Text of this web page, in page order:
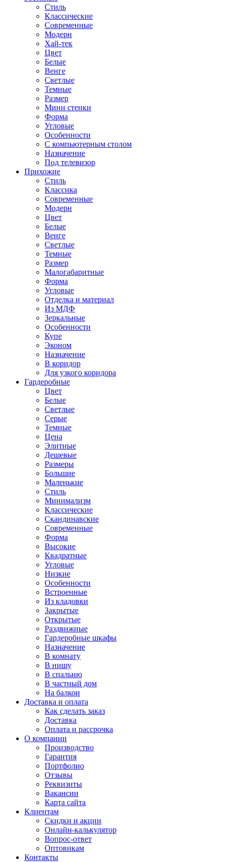
Стиль
Классические
Современные
Модерн
Хай-тек
Цвет
Белые
Венге
Светлые
Темные
Размер
Мини стенки
Форма
Угловые
Особенности
С компьютерным столом
Назначение
Под телевизор
Прихожие
Стиль
Классика
Современные
Модерн
Цвет
Белые
Венге
Светлые
Темные
Размер
Малогабаритные
Форма
Угловые
Отделка и материал
Из МДФ
Зеркальные
Особенности
Купе
Эконом
Назначение
В коридор
Для узкого коридора
Гардеробные
Цвет
Белые
Светлые
Серые
Темные
Цена
Элитные
Дешевые
Размеры
Большие
Маленькие
Стиль
Минимализм
Классические
Скандинавские
Современные
Форма
Высокие
Квадратные
Угловые
Низкие
Особенности
Встроенные
Из кладовки
Закрытые
Открытые
Раздвижные
Гардеробные шкафы
Назначение
В комнату
В нишу
В спальню
В частный дом
На балкон
Доставка и оплата
Как сделать заказ
Доставка
Оплата и рассрочка
О компании
Производство
Гарантия
Портфолио
Отзывы
Реквизиты
Вакансии
Карта сайта
Клиентам
Скидки и акции
Онлайн-калькулятор
Вопрос-ответ
Оптовикам
Контакты